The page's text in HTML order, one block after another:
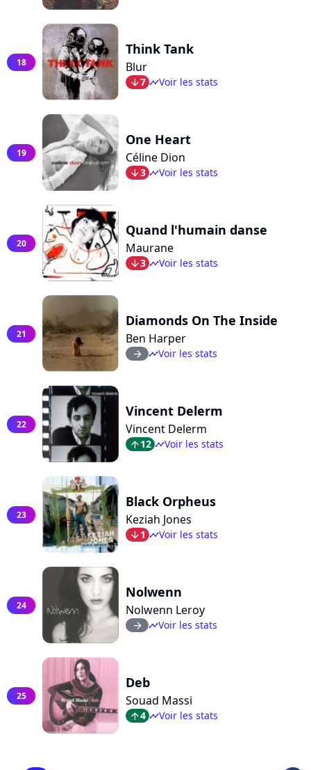
18
Think Tank
Blur
arrow_bot7 timelineVoir les stats
19
One Heart
Céline Dion
arrow_bot3 timelineVoir les stats
20
Quand l'humain danse
Maurane
arrow_bot3 timelineVoir les stats
21
Diamonds On The Inside
Ben Harper
arrow_right timelineVoir les stats
22
Vincent Delerm
Vincent Delerm
arrow_top12 timelineVoir les stats
23
Black Orpheus
Keziah Jones
arrow_bot1 timelineVoir les stats
24
Nolwenn
Nolwenn Leroy
arrow_right timelineVoir les stats
25
Deb
Souad Massi
arrow_top4 timelineVoir les stats